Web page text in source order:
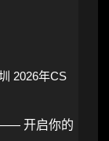
2026年CS